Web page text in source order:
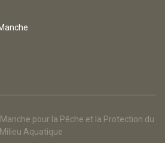
pour la Pêche et la Protection du
Milieu Aquatique